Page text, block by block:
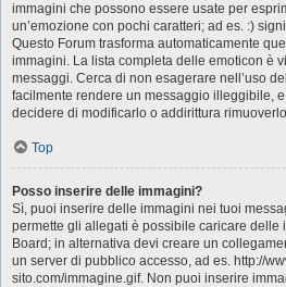
immagini che possono essere usate per
un’emozione con pochi caratteri; ad es. :)
Questo Forum trasforma automaticamente
immagini. La lista completa delle emoticon è
messaggi. Cerca di non esagerare nell’uso
facilmente rendere un messaggio illeggibile,
decidere di modificarlo o addirittura
Top
Posso inserire delle immagini?
Sì, puoi inserire delle immagini nei tuoi
permette gli allegati è possibile caricare delle
Board; in alternativa devi creare un
un server di pubblico accesso, ad es. http://
sito.com/immagine.gif. Non puoi inserire